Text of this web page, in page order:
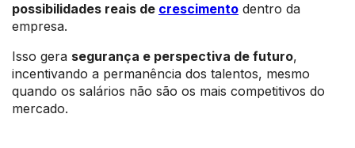
possibilidades reais de crescimento dentro da
empresa.
Isso gera segurança e perspectiva de futuro,
incentivando a permanência dos talentos, mesmo
quando os salários não são os mais competitivos do
mercado.